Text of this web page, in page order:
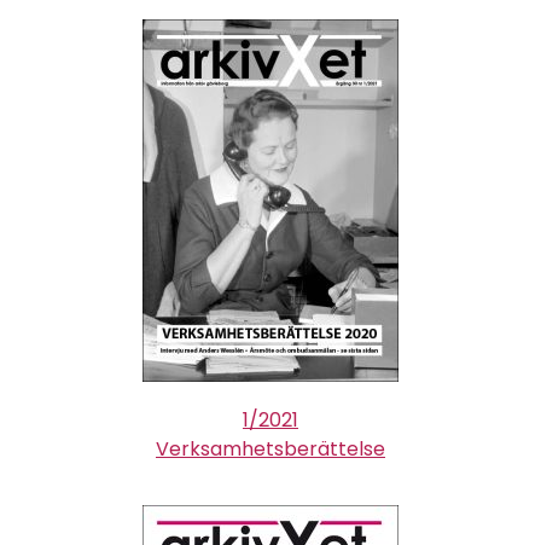
1/2021
Verksamhetsberättelse